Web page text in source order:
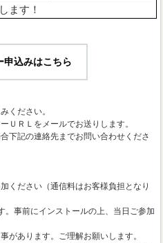
ます！
申込みはこちら
ください。
ＵＲＬをメールでお送りします。
下記の連絡先までお問い合わせくださ
ください（通信料はお客様負担となり
。事前にインストールの上、当日ご参加
があります。ご理解お願いします。